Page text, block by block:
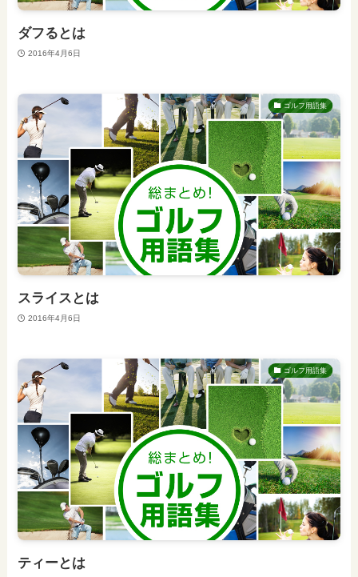
ダフるとは
2016年4月6日
ゴルフ用語集
スライスとは
2016年4月6日
ゴルフ用語集
ティーとは